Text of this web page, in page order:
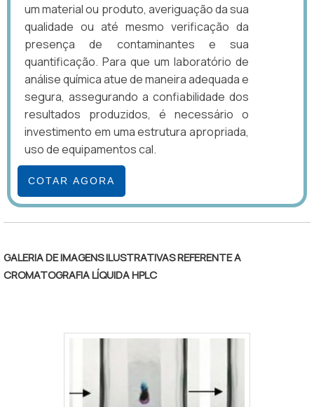
um material ou produto, averiguação da sua
qualidade ou até mesmo verificação da
presença de contaminantes e sua
quantificação. Para que um laboratório de
análise química atue de maneira adequada e
segura, assegurando a confiabilidade dos
resultados produzidos, é necessário o
investimento em uma estrutura apropriada,
uso de equipamentos cal.
COTAR AGORA
GALERIA DE IMAGENS ILUSTRATIVAS REFERENTE A
CROMATOGRAFIA LÍQUIDA HPLC